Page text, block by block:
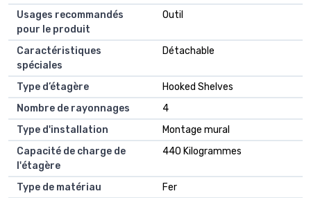
Usages recommandés
pour le produit
Outil
Caractéristiques
spéciales
Détachable
Type d’étagère
Hooked Shelves
Nombre de rayonnages
4
Type d'installation
Montage mural
Capacité de charge de
l'étagère
440 Kilogrammes
Type de matériau
Fer